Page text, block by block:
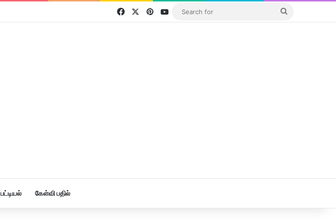
FacebookPinterestYouTube
பட்டியல் கேள்வி பதில்